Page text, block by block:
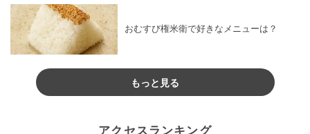
おむすび権米衛で好きなメニューは？
もっと見る
アクセスランキング